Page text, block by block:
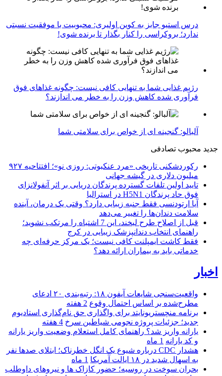
درس استیو جابز به کوین اولیری: محبوبیت با موفقیت نسبتی
ندارد؛ بروکراسی را کنار بگذار تا برنده شوی!
رژیم غذایی شما به تنهایی کافی نیست: چگونه غذاهای فوق
فرآوری شده کاهش وزن را به خطر می اندازند؟
آلبالو: گنجینه ای از خواص برای سلامتی شما
جدید محبوب تصادفی
رکوردشکنی تاریخی «مرد عنکبوتی: روزی نو»؛ افتتاحیه ۹۲۷
میلیون دلاری در گیشه جهانی
تایید اولین تلفات گسترده پرندگان دریایی بر اثر آنفولانزای
فوق حاد پرندگان H5N1 در استرالیا
آیا ارتودنسی فقط جنبه زیبایی دارد؟ وقتی یک درمان، آینده
سلامت دندان‌ها را تغییر می‌دهد
قبل از اصلاح طرح لبخند، این 7 اشتباه را مرتکب نشوید؛
راهنمای انتخاب دندانپزشک زیبایی در کرج
فقط کاشت ایمپلنت کافی نیست؛ یک مرکز حرفه‌ای چه
خدماتی باید به بیماران ارائه دهد؟
اخبار
واقعیت‌سنجی شایعات آیفون ۱۸: رتبه‌بندی ۲۰ ادعای
مطرح‌شده بر اساس احتمال وقوع 2 هفته
برنامه منچستریونایتد برای واگذاری حق نام‌گذاری استادیوم
جدید؛ جزئیات پروژه نجومی شیاطین سرخ 4 هفته
یارانه واریز شد؟ راهنمای کامل استعلام وضعیت واریز یارانه
و کد یارانه 1 ماه
هشدار CDC درباره شیوع یک انگل خطرناک؛ ابتلای صدها نفر
به اسهال شدید در ۱۸ ایالت آمریکا
1 ماه
بحران سوخت در روسیه؛ حضور کازاک‌ ها و نیروهای داوطلب